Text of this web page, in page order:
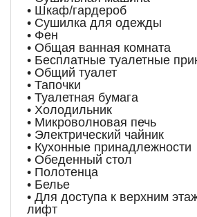
• Шкаф/гардероб
• Сушилка для одежды
• Фен
• Общая ванная комната
• Бесплатные туалетные
• Общий туалет
• Тапочки
• Туалетная бумага
• Холодильник
• Микроволновая печь
• Электрический чайник
• Кухонные принадлежности
• Обеденный стол
• Полотенца
• Белье
• Для доступа к верхним
лифт